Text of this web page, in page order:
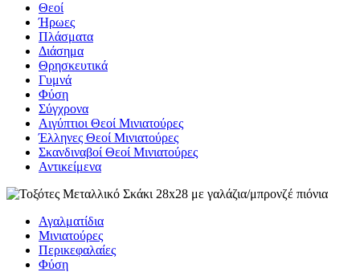
Θεοί
Ήρωες
Πλάσματα
Διάσημα
Θρησκευτικά
Γυμνά
Φύση
Σύγχρονα
Αιγύπτιοι Θεοί Μινιατούρες
Έλληνες Θεοί Μινιατούρες
Σκανδιναβοί Θεοί Μινιατούρες
Αντικείμενα
Αγαλματίδια
Μινιατούρες
Περικεφαλαίες
Φύση